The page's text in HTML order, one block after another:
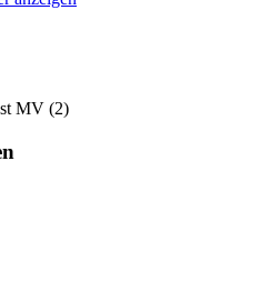
MV (2)